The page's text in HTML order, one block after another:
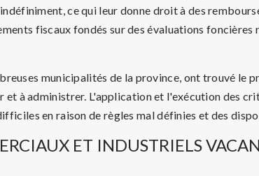
ce qui leur donne droit à des
fiscaux fondés sur des évaluations
municipalités de la province, ont trouvé le
et à administrer. L'application et l'exécution des
en raison de règles mal définies et des
ET INDUSTRIELS